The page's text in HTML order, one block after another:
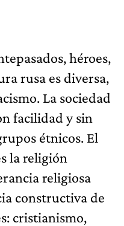
héroes,
rusa es diversa,
La sociedad
facilidad y sin
étnicos. El
la religión
religiosa
constructiva de
cristianismo,